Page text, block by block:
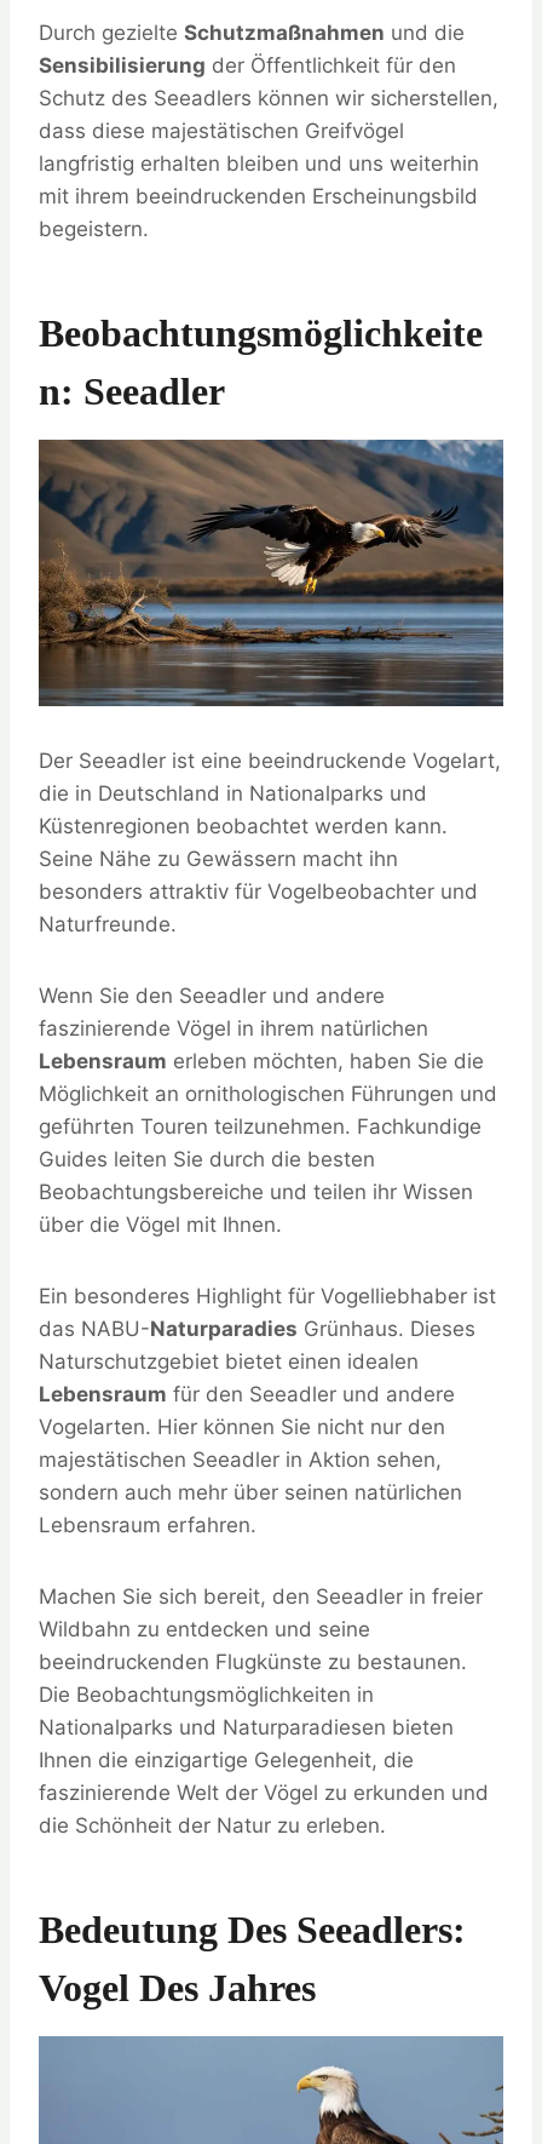
Durch gezielte Schutzmaßnahmen und die
Sensibilisierung der Öffentlichkeit für den
Schutz des Seeadlers können wir sicherstellen,
dass diese majestätischen Greifvögel
langfristig erhalten bleiben und uns weiterhin
mit ihrem beeindruckenden Erscheinungsbild
begeistern.
Beobachtungsmöglichkeite
N: Seeadler
Der Seeadler ist eine beeindruckende Vogelart,
die in Deutschland in Nationalparks und
Küstenregionen beobachtet werden kann.
Seine Nähe zu Gewässern macht ihn
besonders attraktiv für Vogelbeobachter und
Naturfreunde.
Wenn Sie den Seeadler und andere
faszinierende Vögel in ihrem natürlichen
Lebensraum erleben möchten, haben Sie die
Möglichkeit an ornithologischen Führungen und
geführten Touren teilzunehmen. Fachkundige
Guides leiten Sie durch die besten
Beobachtungsbereiche und teilen ihr Wissen
über die Vögel mit Ihnen.
Ein besonderes Highlight für Vogelliebhaber ist
das NABU-Naturparadies Grünhaus. Dieses
Naturschutzgebiet bietet einen idealen
Lebensraum für den Seeadler und andere
Vogelarten. Hier können Sie nicht nur den
majestätischen Seeadler in Aktion sehen,
sondern auch mehr über seinen natürlichen
Lebensraum erfahren.
Machen Sie sich bereit, den Seeadler in freier
Wildbahn zu entdecken und seine
beeindruckenden Flugkünste zu bestaunen.
Die Beobachtungsmöglichkeiten in
Nationalparks und Naturparadiesen bieten
Ihnen die einzigartige Gelegenheit, die
faszinierende Welt der Vögel zu erkunden und
die Schönheit der Natur zu erleben.
Bedeutung Des Seeadlers:
Vogel Des Jahres